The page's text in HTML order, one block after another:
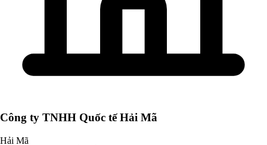
Công ty TNHH Quốc tế Hải Mã
Hải Mã